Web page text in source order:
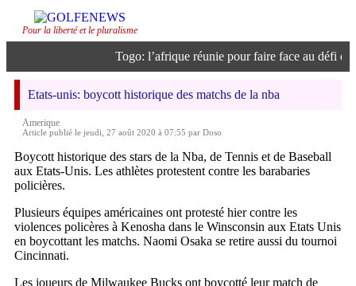
Pour la liberté et le pluralisme
Togo: l’afrique réunie pour faire face au défi
Etats-unis: boycott historique des matchs de la nba
Amerique
Article publié le jeudi, 27 août 2020 à 07:55 par Doso
Boycott historique des stars de la Nba, de Tennis et de Baseball
aux Etats-Unis. Les athlètes protestent contre les barabaries
policières.
Plusieurs équipes américaines ont protesté hier contre les
violences policères à Kenosha dans le Winsconsin aux Etats Unis
en boycottant les matchs. Naomi Osaka se retire aussi du tournoi
Cincinnati.
Les joueurs de Milwaukee Bucks ont boycotté leur match de